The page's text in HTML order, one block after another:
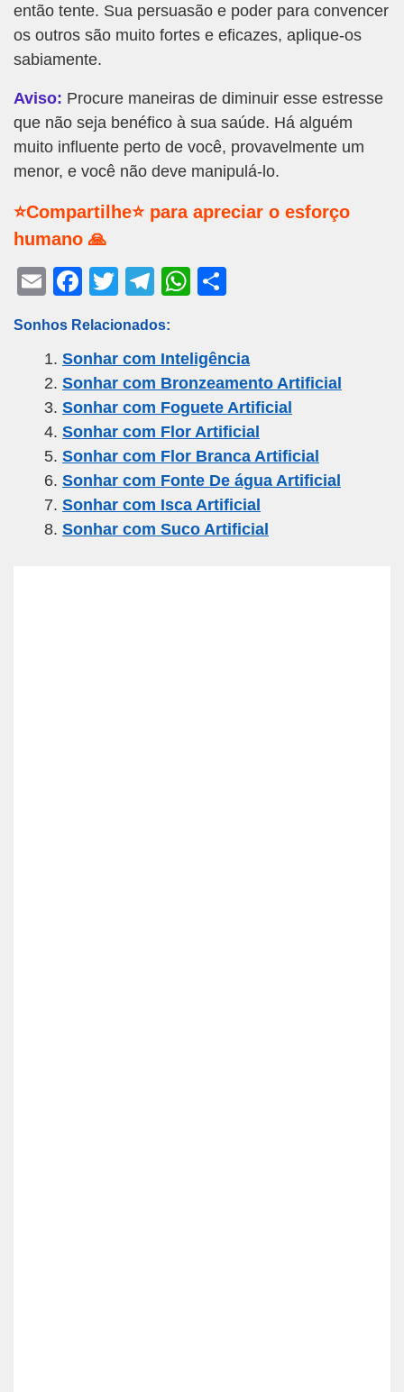
então tente. Sua persuasão e poder para convencer
os outros são muito fortes e eficazes, aplique-os
sabiamente.
Aviso: Procure maneiras de diminuir esse estresse
que não seja benéfico à sua saúde. Há alguém
muito influente perto de você, provavelmente um
menor, e você não deve manipulá-lo.
⭐Compartilhe⭐ para apreciar o esforço
humano 🙏
E
ail
F
c
e
b
o
o
k
T
tt
er
T
e
gr
a
m
W
s
A
p
p
e
Sonhos Relacionados:
Sonhar com Inteligência
Sonhar com Bronzeamento Artificial
Sonhar com Foguete Artificial
Sonhar com Flor Artificial
Sonhar com Flor Branca Artificial
Sonhar com Fonte De água Artificial
Sonhar com Isca Artificial
Sonhar com Suco Artificial